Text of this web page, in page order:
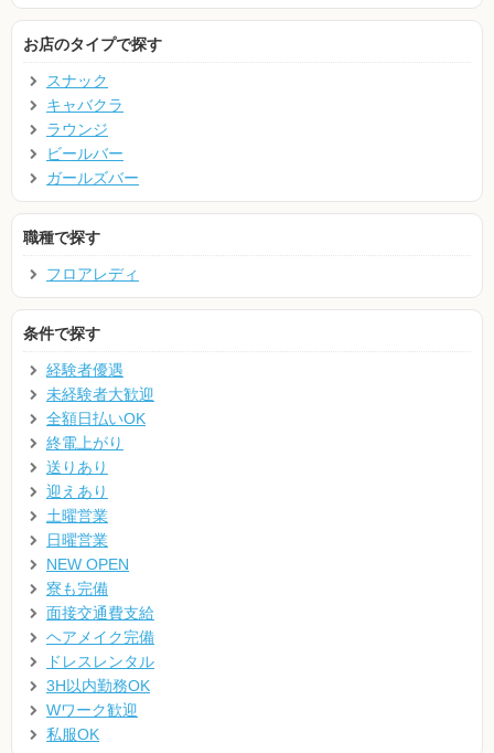
お店のタイプで探す
スナック
キャバクラ
ラウンジ
ビールバー
ガールズバー
職種で探す
フロアレディ
条件で探す
経験者優遇
未経験者大歓迎
全額日払いOK
終電上がり
送りあり
迎えあり
土曜営業
日曜営業
NEW OPEN
寮も完備
面接交通費支給
ヘアメイク完備
ドレスレンタル
3H以内勤務OK
Wワーク歓迎
私服OK